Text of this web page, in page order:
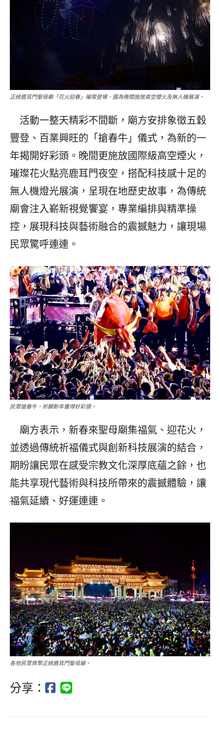
正統鹿耳門聖母廟「花火迎春」璀璨登場，圖為晚間施放高空煙火及無人機展演。
活動一整天精彩不間斷，廟方安排象徵五穀
豐登、百業興旺的「搶春牛」儀式，為新的一
年揭開好彩頭。晚間更施放國際級高空煙火，
璀璨花火點亮鹿耳門夜空，搭配科技感十足的
無人機燈光展演，呈現在地歷史故事，為傳統
廟會注入嶄新視覺饗宴，專業編排與精準操
控，展現科技與藝術融合的震撼魅力，讓現場
民眾驚呼連連。
民眾搶春牛，祈願新年獲得好彩頭。
廟方表示，新春來聖母廟集福氣、迎花火，
並透過傳統祈福儀式與創新科技展演的結合，
期盼讓民眾在感受宗教文化深厚底蘊之餘，也
能共享現代藝術與科技所帶來的震撼體驗，讓
福氣延續、好運連連。
各地民眾齊聚正統鹿耳門聖母廟。
分享：